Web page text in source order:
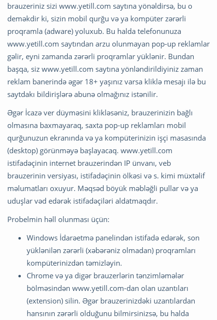
brauzeriniz sizi www.yetill.com saytına yönəldirsə, bu o
deməkdir ki, sizin mobil qurğu və ya kompüter zərərli
proqramla (adware) yoluxub. Bu halda telefonunuza
www.yetill.com saytından arzu olunmayan pop-up reklamlar
gəlir, eyni zamanda zərərli proqramlar yüklənir. Bundan
başqa, siz www.yetill.com saytına yönləndirildiyiniz zaman
reklam banerində əgər 18+ yaşınız varsa kliklə mesajı ilə bu
saytdakı bildirişlərə abunə olmağınız istənilir.
Əgər İcazə ver düyməsini klikləsəniz, brauzerinizin bağlı
olmasına baxmayaraq, saxta pop-up reklamları mobil
qurğunuzun ekranında və ya kompüterinizin işçi masasında
(desktop) görünməyə başlayacaq. www.yetill.com
istifadəçinin internet brauzerindən IP ünvanı, veb
brauzerinin versiyası, istifadəçinin ölkəsi və s. kimi müxtəlif
məlumatları oxuyur. Məqsəd böyük məbləğli pullar və ya
uduşlar vəd edərək istifadəçiləri aldatmaqdır.
Probelmin həll olunması üçün:
Windows İdarəetmə panelindən istifadə edərək, son
yüklənilən zərərli (xəbərəniz olmadan) proqramları
kompüterinizdən təmizləyin.
Chrome və ya digər brauzerlərin tənzimləmələr
bölməsindən www.yetill.com-dan olan uzantıları
(extension) silin. Əgər brauzerinizdəki uzantılardan
hansının zərərli olduğunu bilmirsinizsə, bu halda